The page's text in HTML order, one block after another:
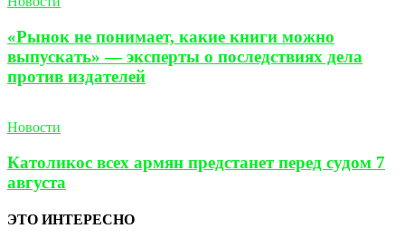
«Рынок не понимает, какие книги можно
выпускать» — эксперты о последствиях дела
против издателей
Новости
Католикос всех армян предстанет перед судом 7
августа
ЭТО ИНТЕРЕСНО